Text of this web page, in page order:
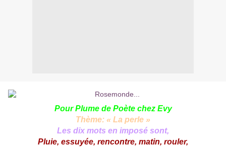
Pour Plume de Poète chez Evy
Thème: « La perle »
Les dix mots en imposé sont,
Pluie, essuyée, rencontre, matin, rouler,